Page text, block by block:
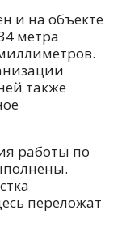
и на объекте
метра
также
работы по
переложат